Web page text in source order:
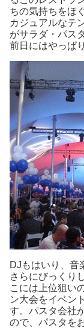
ちの気持ちをほ
カジュアルなテ
がサラダ・パス
前日にはやっぱ
DJもはいり、音
さらにびっくり
こには上位狙い
ン大会をイベン
す。パスタ会社
ので、パスタを